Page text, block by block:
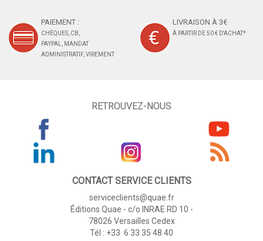
PAIEMENT :
CHÈQUES, CB,
PAYPAL, MANDAT
ADMINISTRATIF, VIREMENT
LIVRAISON À 3€
À PARTIR DE 50 € D'ACHAT*
RETROUVEZ-NOUS
CONTACT SERVICE CLIENTS
serviceclients@quae.fr
Éditions Quae - c/o INRAE RD 10 -
78026 Versailles Cedex
Tél : +33 6 33 35 48 40